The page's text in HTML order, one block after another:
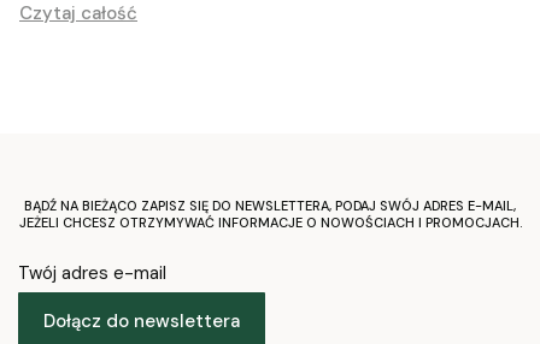
charakter
Czytaj całość
BĄDŹ NA BIEŻĄCO ZAPISZ SIĘ DO NEWSLETTERA, PODAJ SWÓJ ADRES E-MAIL,
JEŻELI CHCESZ OTRZYMYWAĆ INFORMACJE O NOWOŚCIACH I PROMOCJACH.
Twój adres e-mail
Dołącz do newslettera